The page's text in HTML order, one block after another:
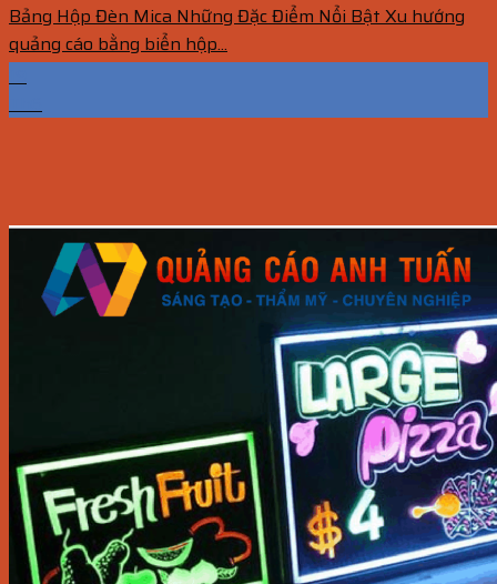
Bảng Hộp Đèn Mica Những Đặc Điểm Nổi Bật Xu hướng
quảng cáo bằng biển hộp...
19
Th6